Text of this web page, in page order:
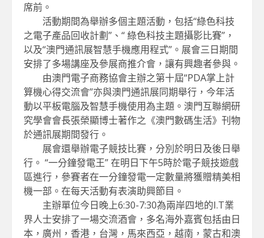
席前。
活動期間為舉辦多個主題活動，包括“綠色科技
之電子產品回收計劃”、“ 綠色科技主題攝影比賽”，
以及“澳門通訊展智慧手機應用程式”。展會三日期間
安排了多場講座及參展商推介會，讓有興趣者參與。
由澳門電子商務協會主辦之第十屆“PDA掌上計
算機心得交流會”亦與澳門通訊展同期舉行，今年活
動以平板電腦及智慧手機使用為主題。澳門互聯網研
究學會會長張榮顯博士著作之《澳門數碼生活》刊物
於通訊展期間發行。
展會還舉辦電子競技比賽，分別於明日及後日舉
行。 “一分鐘發電王” 在明日下午5時於電子競技遊戲
區進行，參賽者在一分鐘發電一定數量將獲贈精美相
機一部。在每天活動有表演助興節目。
主辦單位今日晚上6:30-7:30為兩岸四地的I.T業
界人士安排了一場交流酒會，多名海外嘉賓包括由日
本，廣州，香港，台灣，馬來西亞，越南，蒙古和澳